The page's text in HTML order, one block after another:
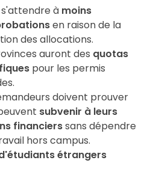
à moins
en raison de la
des allocations.
auront des quotas
pour les permis
doivent prouver
subvenir à leurs
financierssans dépendre
hors campus.
étrangers